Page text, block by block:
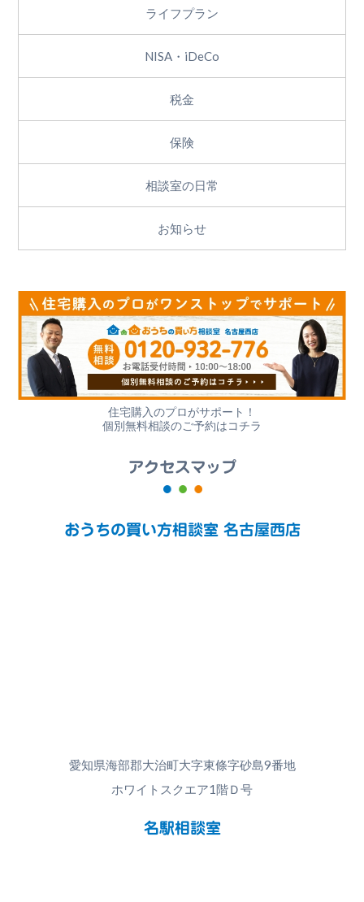
ライフプラン
NISA・iDeCo
税金
保険
相談室の日常
お知らせ
住宅購入のプロがサポート！
個別無料相談のご予約はコチラ
アクセスマップ
おうちの買い方相談室 名古屋西店
愛知県海部郡大治町大字東條字砂島9番地
ホワイトスクエア1階Ｄ号
名駅相談室